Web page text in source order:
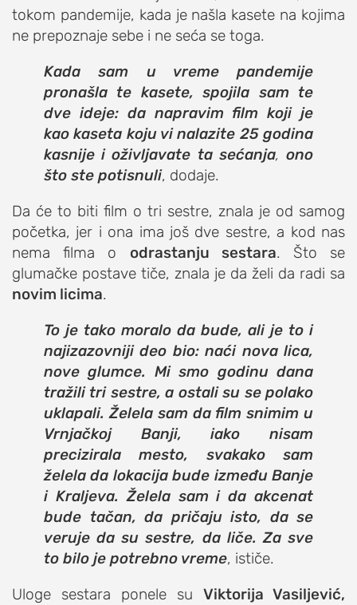
tokom pandemije, kada je našla kasete na kojima
ne prepoznaje sebe i ne seća se toga.
Kada sam u vreme pandemije
pronašla te kasete, spojila sam te
dve ideje: da napravim film koji je
kao kaseta koju vi nalazite 25 godina
kasnije i oživljavate ta sećanja,ono
što ste potisnuli, dodaje.
Da će to biti film o tri sestre, znala je od samog
početka, jer i ona ima još dve sestre, a kod nas
nema filma o odrastanju sestara. Što se
glumačke postave tiče, znala je da želi da radi sa
novim licima.
To je tako moralo da bude, ali je to i
najizazovniji deo bio: naći nova lica,
nove glumce. Mi smo godinu dana
tražili tri sestre, a ostali su se polako
uklapali. Želela sam da film snimim u
Vrnjačkoj Banji, iako nisam
precizirala mesto, svakako sam
želela da lokacija bude između Banje
i Kraljeva. Želela sam i da akcenat
bude tačan, da pričaju isto, da se
veruje da su sestre, da liče. Za sve
to bilo je potrebno vreme, ističe.
Uloge sestara ponele su Viktorija Vasiljević,